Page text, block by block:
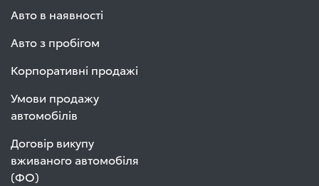
Авто в наявності
Авто з пробігом
Корпоративні продажі
Умови продажу
автомобілів
Договір викупу
вживаного автомобіля
(ФО)